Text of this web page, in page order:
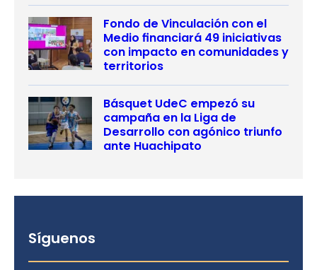
Fondo de Vinculación con el
Medio financiará 49 iniciativas
con impacto en comunidades y
territorios
Básquet UdeC empezó su
campaña en la Liga de
Desarrollo con agónico triunfo
ante Huachipato
Síguenos